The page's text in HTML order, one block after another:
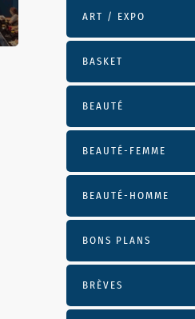
ART / EXPO
BASKET
BEAUTÉ
BEAUTÉ-FEMME
BEAUTÉ-HOMME
BONS PLANS
BRÈVES